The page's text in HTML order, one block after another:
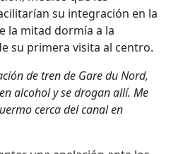
su integración en la
la mitad dormía a la
su primera visita al centro.
de tren de Gare du Nord,
alcohol y se drogan allí. Me
cerca del canal en